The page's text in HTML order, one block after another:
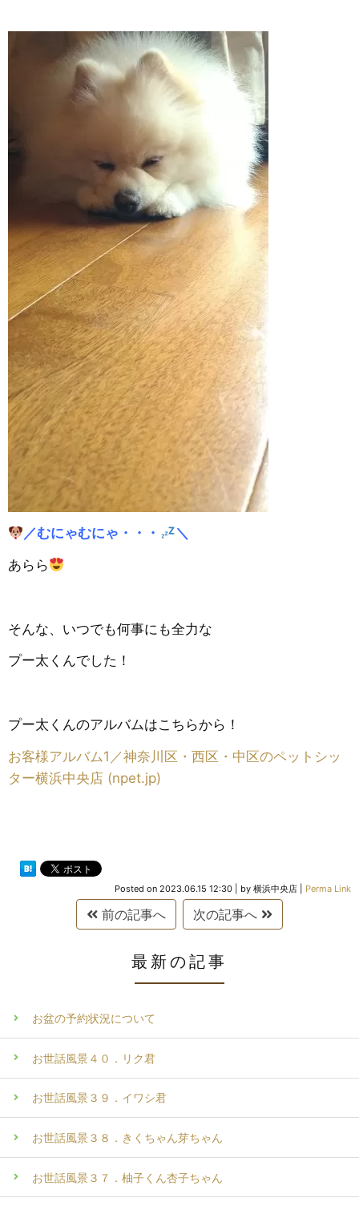
／むにゃむにゃ・・・
＼
あらら
そんな、いつでも何事にも全力な
プー太くんでした！
プー太くんのアルバムはこちらから！
お客様アルバム1／神奈川区・西区・中区のペットシッ
ター横浜中央店 (npet.jp)
Posted on 2023.06.15 12:30 by 横浜中央店 Perma Link
前の記事へ 次の記事へ
最新の記事
お盆の予約状況について
お世話風景４０．リク君
お世話風景３９．イワシ君
お世話風景３８．きくちゃん芽ちゃん
お世話風景３７．柚子くん杏子ちゃん